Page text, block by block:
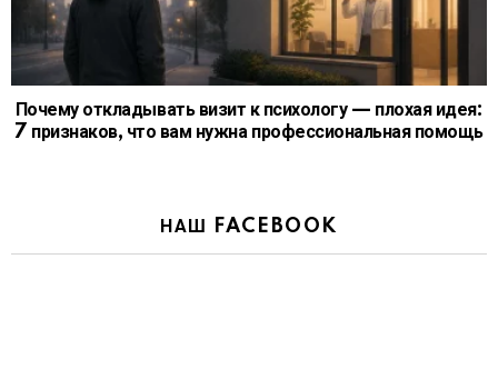
Почему откладывать визит к психологу — плохая идея:
7 признаков, что вам нужна профессиональная помощь
НАШ FACEBOOK